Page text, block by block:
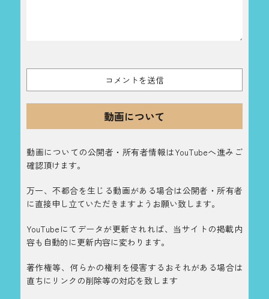
動画について
動画についての公開者・所有者情報はYouTubeへ進みご
確認頂けます。
万一、不都合を生じる動画がある場合は公開者・所有者
に直接申し立ていただきますようお願い致します。
YouTubeにてデータが更新されれば、当サイトの掲載内
容も自動的に更新内容に変わります。
著作権等、何らかの権利を侵害するおそれがある場合は
直ちにリンクの削除等の対応を致します